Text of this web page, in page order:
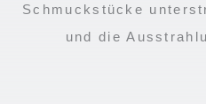
Schmuckstücke
und die